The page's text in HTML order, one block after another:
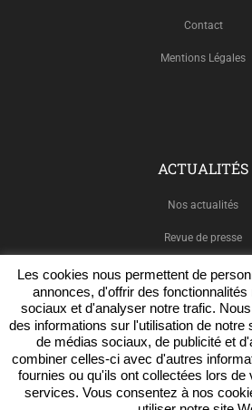
Contact
Mentions Légales
ACTUALITÉS
Nos actualités
Revue de presse
NOUS SUIVRE
Facebook
Twitter
Les cookies nous permettent de
annonces, d'offrir des
sociaux et d'analyser notre trafic.
des informations sur l'utilisation de notre
de médias sociaux, de publicité et
combiner celles-ci avec d'autres
fournies ou qu'ils ont collectées lors de
services. Vous consentez à nos